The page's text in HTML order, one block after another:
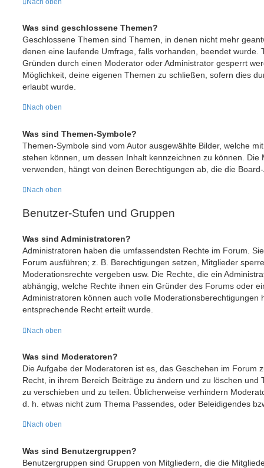
Was sind geschlossene Themen?
Geschlossene Themen sind Themen, in denen nicht mehr
denen eine laufende Umfrage, falls vorhanden, beendet wurde.
Gründen durch einen Moderator oder Administrator gesperrt
Möglichkeit, deine eigenen Themen zu schließen, sofern dies
erlaubt wurde.
Nach oben
Was sind Themen-Symbole?
Themen-Symbole sind vom Autor ausgewählte Bilder, welche
stehen können, um dessen Inhalt kennzeichnen zu können. Die
verwenden, hängt von deinen Berechtigungen ab, die die
Nach oben
Benutzer-Stufen und Gruppen
Was sind Administratoren?
Administratoren haben die umfassendsten Rechte im Forum.
Forum ausführen; z. B. Berechtigungen setzen, Mitglieder
Moderationsrechte vergeben usw. Die Rechte, die ein
abhängig, welche Rechte ihnen ein Gründer des Forums oder
Administratoren können auch volle Moderationsberechtigungen
entsprechende Recht erteilt wurde.
Nach oben
Was sind Moderatoren?
Die Aufgabe der Moderatoren ist es, das Geschehen im Forum
Recht, in ihrem Bereich Beiträge zu ändern und zu löschen und
zu verschieben und zu teilen. Üblicherweise verhindern
d. h. etwas nicht zum Thema Passendes, oder Beleidigendes
Nach oben
Was sind Benutzergruppen?
Benutzergruppen sind Gruppen von Mitgliedern, die die